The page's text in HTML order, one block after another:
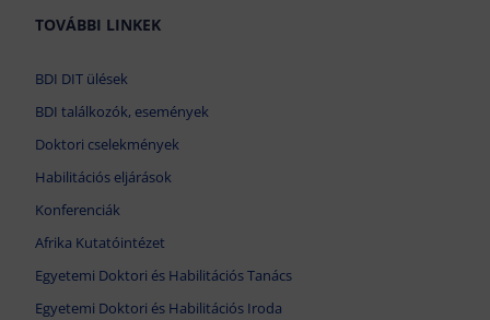
TOVÁBBI LINKEK
BDI DIT ülések
BDI találkozók, események
Doktori cselekmények
Habilitációs eljárások
Konferenciák
Afrika Kutatóintézet
Egyetemi Doktori és Habilitációs Tanács
Egyetemi Doktori és Habilitációs Iroda